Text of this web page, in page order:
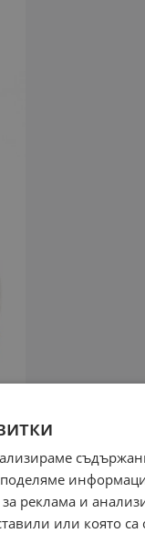
реклама и
или която